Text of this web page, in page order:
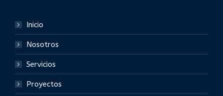
Inicio
Nosotros
Servicios
Proyectos